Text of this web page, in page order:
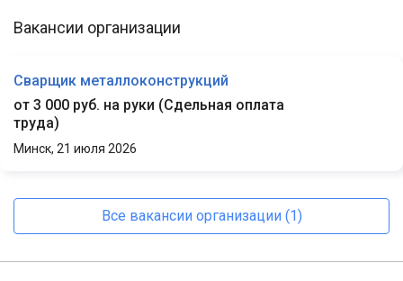
Вакансии организации
Сварщик металлоконструкций
от 3 000 руб. на руки (Сдельная оплата
труда)
Минск, 21 июля 2026
Все вакансии организации (1)